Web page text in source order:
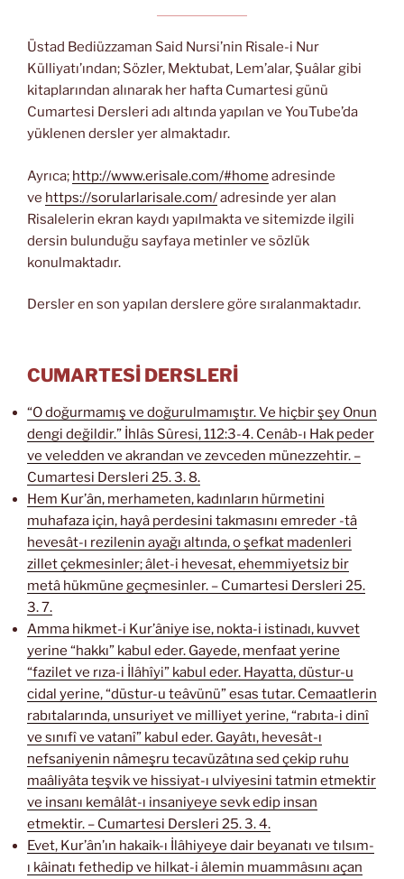
Üstad Bediüzzaman Said Nursi’nin Risale-i Nur
Külliyatı’ından; Sözler, Mektubat, Lem’alar, Şuâlar gibi
kitaplarından alınarak her hafta Cumartesi günü
Cumartesi Dersleri adı altında yapılan ve YouTube’da
yüklenen dersler yer almaktadır.
Ayrıca; http://www.erisale.com/#home adresinde
ve https://sorularlarisale.com/adresinde yer alan
Risalelerin ekran kaydı yapılmakta ve sitemizde ilgili
dersin bulunduğu sayfaya metinler ve sözlük
konulmaktadır.
Dersler en son yapılan derslere göre sıralanmaktadır.
CUMARTESİ DERSLERİ
“O doğurmamış ve doğurulmamıştır. Ve hiçbir şey Onun
dengi değildir.” İhlâs Sûresi, 112:3-4. Cenâb-ı Hak peder
ve veledden ve akrandan ve zevceden münezzehtir. –
Cumartesi Dersleri 25. 3. 8.
Hem Kur’ân, merhameten, kadınların hürmetini
muhafaza için, hayâ perdesini takmasını emreder -tâ
hevesât-ı rezilenin ayağı altında, o şefkat madenleri
zillet çekmesinler; âlet-i hevesat, ehemmiyetsiz bir
metâ hükmüne geçmesinler. – Cumartesi Dersleri 25.
3. 7.
Amma hikmet-i Kur’âniye ise, nokta-i istinadı, kuvvet
yerine “hakkı” kabul eder. Gayede, menfaat yerine
“fazilet ve rıza-i İlâhîyi” kabul eder. Hayatta, düstur-u
cidal yerine, “düstur-u teâvünü” esas tutar. Cemaatlerin
rabıtalarında, unsuriyet ve milliyet yerine, “rabıta-i dinî
ve sınıfî ve vatanî” kabul eder. Gayâtı, hevesât-ı
nefsaniyenin nâmeşru tecavüzâtına sed çekip ruhu
maâliyâta teşvik ve hissiyat-ı ulviyesini tatmin etmektir
ve insanı kemâlât-ı insaniyeye sevk edip insan
etmektir. – Cumartesi Dersleri 25. 3. 4.
Evet, Kur’ân’ın hakaik-ı İlâhiyeye dair beyanatı ve tılsım-
ı kâinatı fethedip ve hilkat-i âlemin muammâsını açan